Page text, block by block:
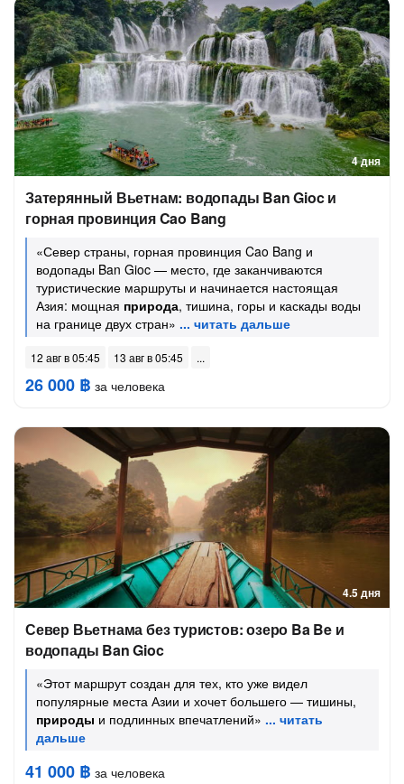
4 дня
Затерянный Вьетнам: водопады Ban Gioc и
горная провинция Cao Bang
«Север страны, горная провинция Cao Bang и
водопады Ban Gioc — место, где заканчиваются
туристические маршруты и начинается настоящая
Азия: мощная природа, тишина, горы и каскады воды
на границе двух стран»
12 авг в 05:45 13 авг в 05:45
26 000 ฿ за человека
4.5 дня
Север Вьетнама без туристов: озеро Ba Be и
водопады Ban Gioc
«Этот маршрут создан для тех, кто уже видел
популярные места Азии и хочет большего — тишины,
природы и подлинных впечатлений»
41 000 ฿ за человека